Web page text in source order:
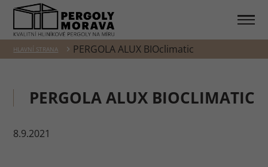
HLAVNÍ STRANA PERGOLA ALUX BIOclimatic
PERGOLA ALUX BIOCLIMATIC
8.9.2021